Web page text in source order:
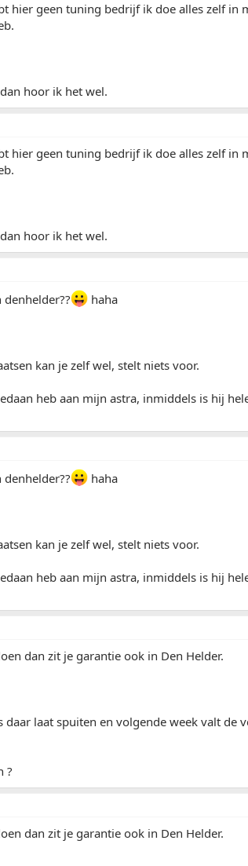
hier geen tuning bedrijf ik doe alles zelf in
hoor ik het wel.
hier geen tuning bedrijf ik doe alles zelf in
hoor ik het wel.
haha
kan je zelf wel, stelt niets voor.
heb aan mijn astra, inmiddels is hij
haha
kan je zelf wel, stelt niets voor.
heb aan mijn astra, inmiddels is hij
dan zit je garantie ook in Den Helder.
daar laat spuiten en volgende week valt de
?
dan zit je garantie ook in Den Helder.